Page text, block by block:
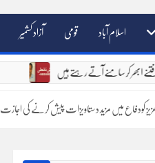
اسلام آباد قومی آزاد کشمیر
تو انیک فتنے ابھر کر سامنے آتے رہتے ہیں
کودفاع میں مزید دستاویزات پیش کرنے کی اجازت